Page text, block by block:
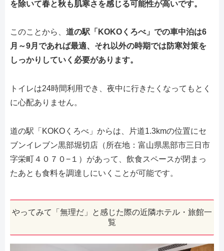
を除いて春と秋も肌寒さを感じる可能性が高いです。
このことから、 道の駅「KOKOくろべ」での車中泊は6
月～9月であれば最適、それ以外の時期では防寒対策を
しっかりしていく必要があります。
トイレは24時間利用でき、夜中に行きたくなってもとく
に心配ありません。
道の駅「KOKOくろべ」からは、片道1.3kmの位置にセ
ブンイレブン黒部堀切店（所在地：富山県黒部市三日市
字栄町４０７０−１）があって、飲食スペースが閉まっ
たあとも食料を調達しにいくことが可能です。
やってみて「無理だ」と感じた際の近隣ホテル・旅館一
覧